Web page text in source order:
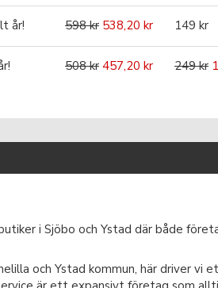
år! 598 kr 538,20 kr 149 kr
508 kr 457,20 kr 249 kr
i Sjöbo och Ystad där både
och Ystad kommun, här driver